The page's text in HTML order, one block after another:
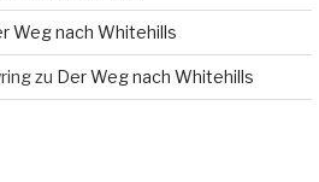
Weg nach Whitehills
zu Der Weg nach Whitehills